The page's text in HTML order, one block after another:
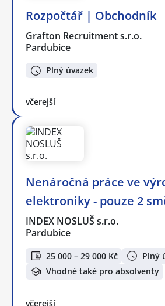
Rozpočtář | Obchodník
Grafton Recruitment s.r.o.
Pardubice
Plný úvazek
včerejší
Nenáročná práce ve
elektroniky - pouze 2
INDEX NOSLUŠ s.r.o.
Pardubice
25 000 – 29 000 Kč
Plný
Vhodné také pro absolventy
včerejší